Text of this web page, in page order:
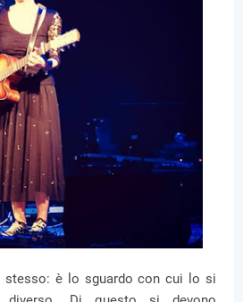
stesso: è lo sguardo con cui lo si